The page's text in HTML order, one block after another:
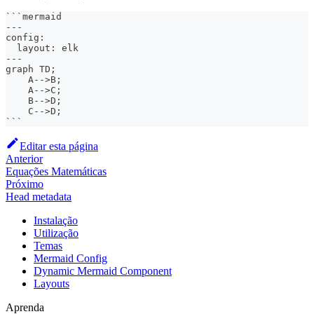
``` mermaid
---
config:
  layout: elk
---
graph TD;
    A-->B;
    A-->C;
    B-->D;
    C-->D;
```
Editar esta página
Anterior
Equações Matemáticas
Próximo
Head metadata
Instalação
Utilização
Temas
Mermaid Config
Dynamic Mermaid Component
Layouts
Aprenda